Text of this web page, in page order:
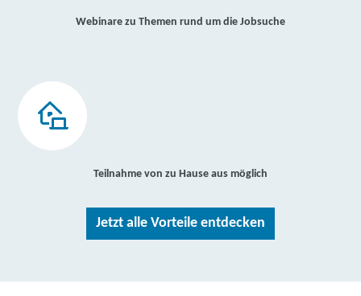
Webinare zu Themen rund um die Jobsuche
Teilnahme von zu Hause aus möglich
Jetzt alle Vorteile entdecken